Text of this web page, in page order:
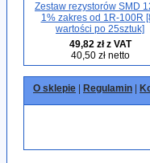
Zestaw rezystorów SMD
1% zakres od 1R-100R
wartości po 25sztuk]
49,82 zł z VAT
40,50 zł netto
O sklepie Regulamin